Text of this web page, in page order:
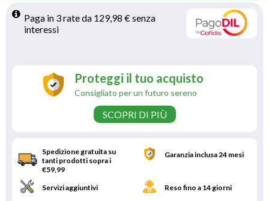
Paga in 3 rate da 129,98 € senza
interessi
Proteggi il tuo acquisto
Consigliato per un futuro sereno
SCOPRI DI PIÙ
Spedizione gratuita su
tanti prodotti sopra i
€59,99
Garanzia inclusa 24 mesi
Servizi aggiuntivi Reso fino a 14 giorni